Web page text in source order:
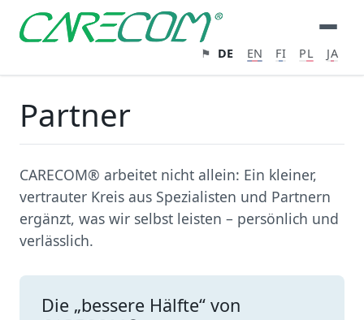
⚑ DE EN FI PL JA
Partner
CARECOM® arbeitet nicht allein: Ein kleiner,
vertrauter Kreis aus Spezialisten und Partnern
ergänzt, was wir selbst leisten – persönlich und
verlässlich.
Die „bessere Hälfte“ von